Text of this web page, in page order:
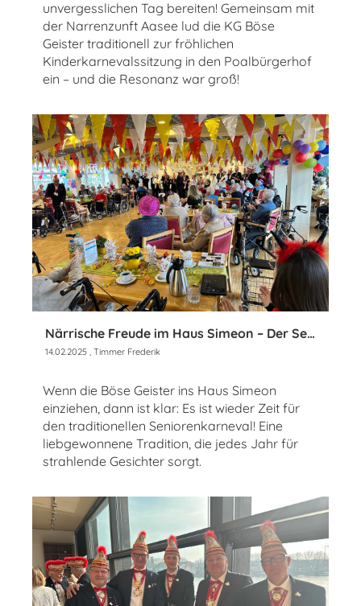
unvergesslichen Tag bereiten! Gemeinsam mit
der Narrenzunft Aasee lud die KG Böse
Geister traditionell zur fröhlichen
Kinderkarnevalssitzung in den Poalbürgerhof
ein – und die Resonanz war groß!
Närrische Freude im Haus Simeon – Der Seniorenkarneval der KG Böse Geister
14.02.2025 , Timmer Frederik
Wenn die Böse Geister ins Haus Simeon
einziehen, dann ist klar: Es ist wieder Zeit für
den traditionellen Seniorenkarneval! Eine
liebgewonnene Tradition, die jedes Jahr für
strahlende Gesichter sorgt.